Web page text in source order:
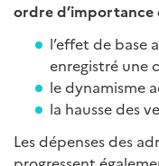
ordre d’importance
l’effet de base
enregistré une
le dynamisme
la hausse des
Les dépenses des